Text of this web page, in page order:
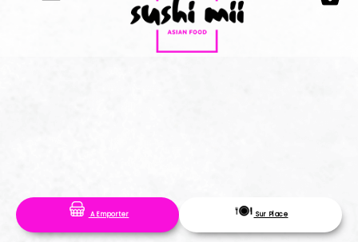
NOTRE RESTAURANT
A Emporter Sur Place